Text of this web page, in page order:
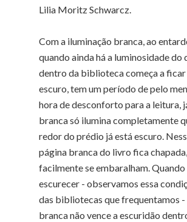
Lilia Moritz Schwarcz.
Com a iluminação branca, ao
quando ainda há a luminosidade do
dentro da biblioteca começa a ficar
escuro, tem um período de pelo
hora de desconforto para a leitura,
branca só ilumina completamente
redor do prédio já está escuro.
página branca do livro fica
facilmente se embaralham. Quando
escurecer - observamos essa
das bibliotecas que frequentamos -
branca não vence a escuridão